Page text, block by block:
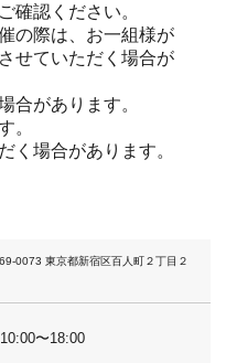
確認ください。
の際は、お一組様が
せていただく場合が
合があります。
。
く場合があります。
0073 東京都新宿区百人町２丁目２
〜18:00